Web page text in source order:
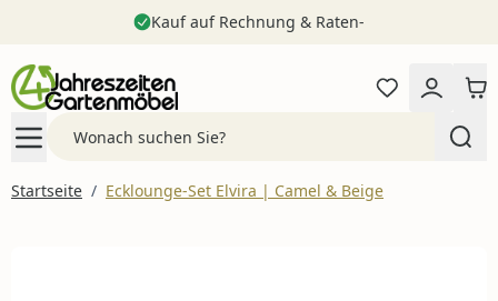
Kauf auf Rechnung & Raten-
Startseite / Ecklounge-Set Elvira | Camel & Beige